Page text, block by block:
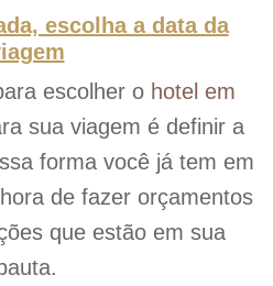
escolha a data da
escolher o hotel em
sua viagem é definir a
forma você já tem em
de fazer orçamentos
que estão em sua